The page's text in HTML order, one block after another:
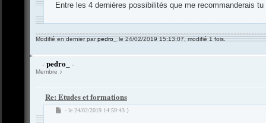
Entre les 4 dernières possibilités que me recommanderais tu
Modifié en dernier parpedro_le 24/02/2019 15:13:07, modifié 1 fois.
-pedro_ -
Membre ♪
Re: Etudes et formations
M- le 24/02/2019 14:59:43 }